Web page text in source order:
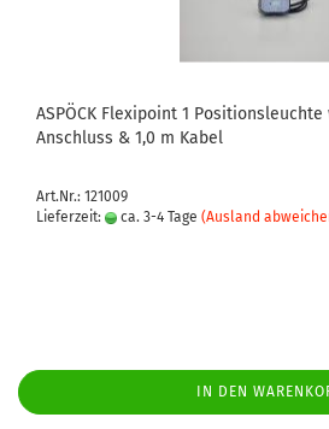
ASPÖCK Flexipoint 1 Positionsleuchte
Anschluss & 1,0 m Kabel
Art.Nr.: 121009
Lieferzeit:
ca. 3-4 Tage (Ausland
IN DEN